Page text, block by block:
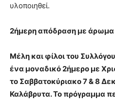
υλοποιηθεί.
2ήμερη απόδραση με
Μέλη και φίλοι του
ένα μοναδικό 2ήμερο με
το Σαββατοκύριακο 7 & 8
Καλάβρυτα. Το πρόγραμμα